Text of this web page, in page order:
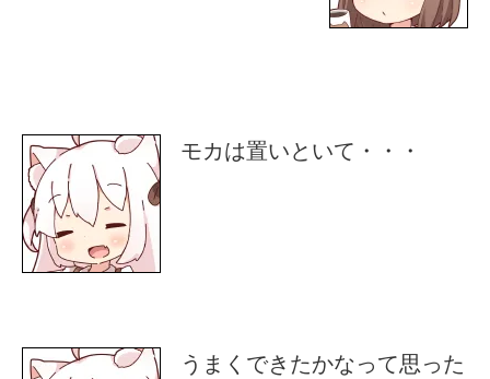
モカは置いといて・・・
うまくできたかなって思った